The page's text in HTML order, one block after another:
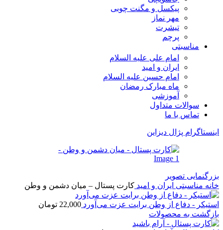
پیکسل و مگنت چوبی
مهر نماز
تیشرت
پرچم
مناسبتی
امام علی علیه السلام
ایران و امید
امام حسین علیه السلام
ماه مبارک رمضان
آموزشی
سوالات متداول
تماس با ما
اینستاگرام پژال دیزاین
بزرگنمایی تصویر
خانه مناسبتی ایران و امید کارت پستال – میان دشمن و وطن
استیکر - دفاع از وطن برایت عزت می‌آورد 22,000 تومان
بازگشت به محصولات